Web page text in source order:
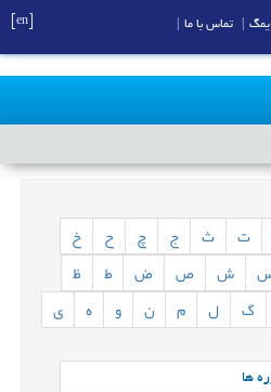
ت ث ج چ ح
خ
ش ص ض ط
ظ
گ ل م ن و ه ی
ها
تماس با ما